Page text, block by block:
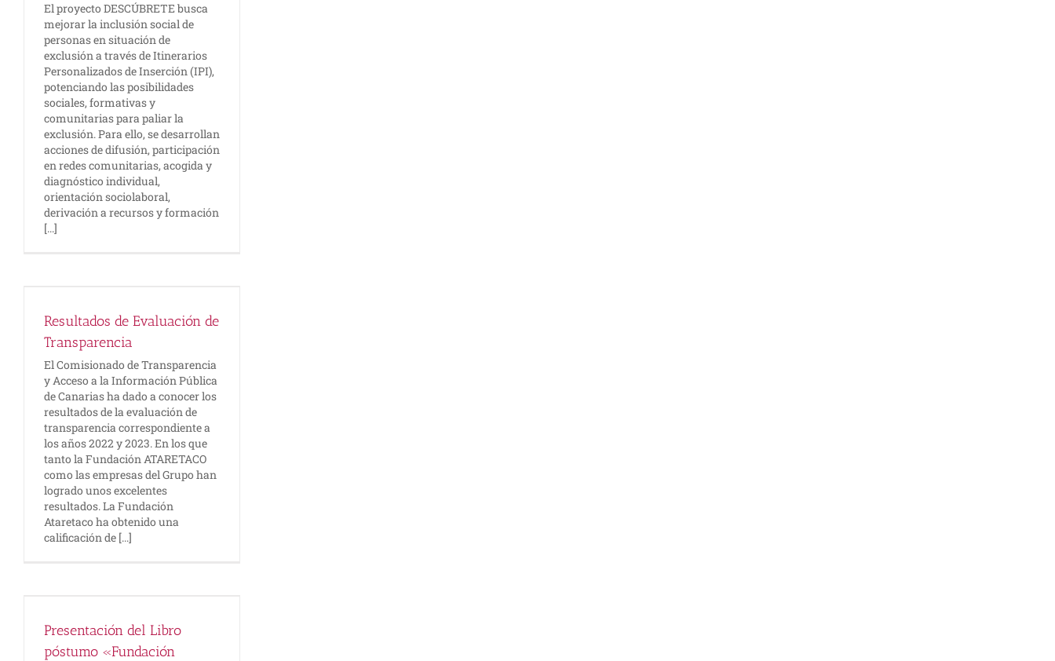
El proyecto DESCÚBRETE busca
mejorar la inclusión social de
personas en situación de
exclusión a través de Itinerarios
Personalizados de Inserción (IPI),
potenciando las posibilidades
sociales, formativas y
comunitarias para paliar la
exclusión. Para ello, se desarrollan
acciones de difusión, participación
en redes comunitarias, acogida y
diagnóstico individual,
orientación sociolaboral,
derivación a recursos y formación
[...]
Resultados de Evaluación de
Transparencia
El Comisionado de Transparencia
y Acceso a la Información Pública
de Canarias ha dado a conocer los
resultados de la evaluación de
transparencia correspondiente a
los años 2022 y 2023. En los que
tanto la Fundación ATARETACO
como las empresas del Grupo han
logrado unos excelentes
resultados. La Fundación
Ataretaco ha obtenido una
calificación de [...]
Presentación del Libro
póstumo «Fundación